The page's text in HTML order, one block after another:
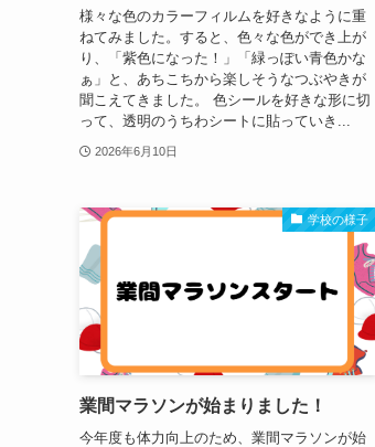
様々な色のカラーフィルムを好きなように重
ねてみました。すると、色々な色ができ上が
り、「紫色になった！」「緑っぽい青色かな
ぁ」と、あちこちから楽しそうなつぶやきが
聞こえてきました。 色シールを好きな形に切
って、透明のうちわシートに貼っていき...
2026年6月10日
学校の様子
業間マラソンが始まりました！
今年度も体力向上のため、業間マラソンが始